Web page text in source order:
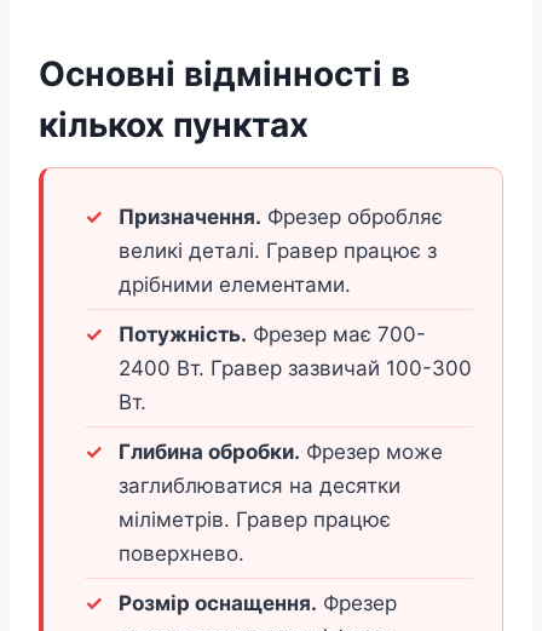
Основні відмінності в
кількох пунктах
Призначення. Фрезер обробляє
великі деталі. Гравер працює з
дрібними елементами.
Потужність. Фрезер має 700-
2400 Вт. Гравер зазвичай 100-300
Вт.
Глибина обробки. Фрезер може
заглиблюватися на десятки
міліметрів. Гравер працює
поверхнево.
Розмір оснащення. Фрезер